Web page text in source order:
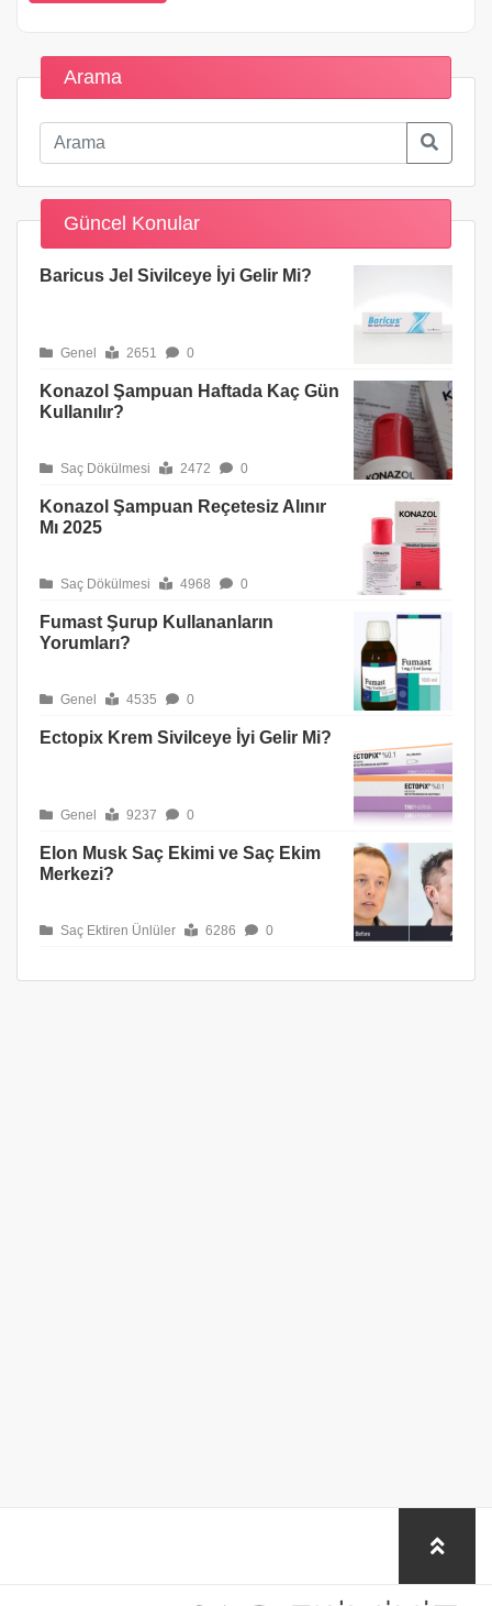
Arama
Güncel Konular
Baricus Jel Sivilceye İyi Gelir Mi?
Genel 2651 0
Konazol Şampuan Haftada Kaç Gün
Kullanılır?
Saç Dökülmesi 2472 0
Konazol Şampuan Reçetesiz Alınır
Mı 2025
Saç Dökülmesi 4968 0
Fumast Şurup Kullananların
Yorumları?
Genel 4535 0
Ectopix Krem Sivilceye İyi Gelir Mi?
Genel 9237 0
Elon Musk Saç Ekimi ve Saç Ekim
Merkezi?
Saç Ektiren Ünlüler 6286 0